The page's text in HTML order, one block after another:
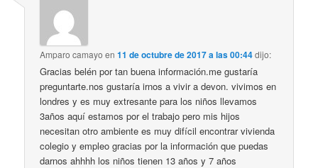
Amparo camayo en11 de octubre de 2017 a las 00:44dijo:
Gracias belén por tan buena información.me gustaría
preguntarte.nos gustaría irnos a vivir a devon. vivimos en
londres y es muy extresante para los niños llevamos
3años aquí estamos por el trabajo pero mis hijos
necesitan otro ambiente es muy difícil encontrar vivienda
colegio y empleo gracias por la información que puedas
darnos ahhhh los niños tienen 13 años y 7 años